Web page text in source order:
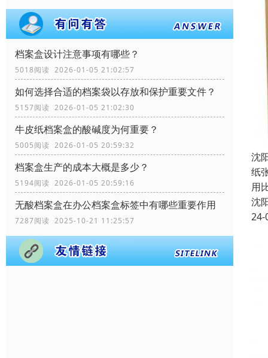
档案盒设计注意事项有哪些？
5018阅读 2026-01-05 21:02:57
如何选择合适的档案袋以存放和保护重要文件？
5157阅读 2026-01-05 21:02:30
牛皮纸档案盒的酸碱度为何重要？
5005阅读 2026-01-05 20:59:32
档案盒生产的成本大概是多少？
5194阅读 2026-01-05 20:59:16
无酸档案盒在办公档案盒标签中有哪些重要作用
7287阅读 2025-10-21 11:25:57
沈
纸
用
沈
24-